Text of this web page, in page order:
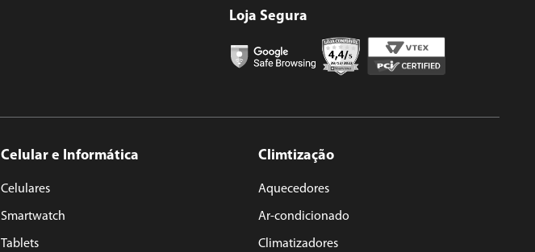
Loja Segura
Celular e Informática
Celulares
Smartwatch
Tablets
Climtização
Aquecedores
Ar-condicionado
Climatizadores